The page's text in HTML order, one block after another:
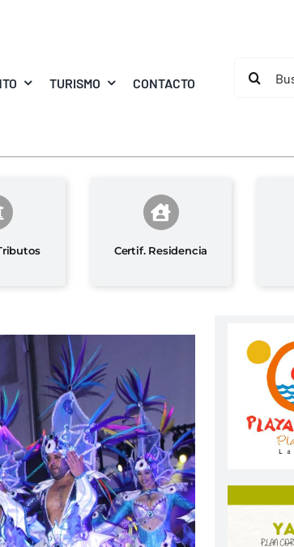
TURISMO CONTACTO
Buscar:
Certif. Residencia